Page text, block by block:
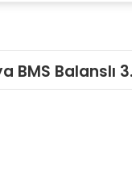
BMS Balanslı